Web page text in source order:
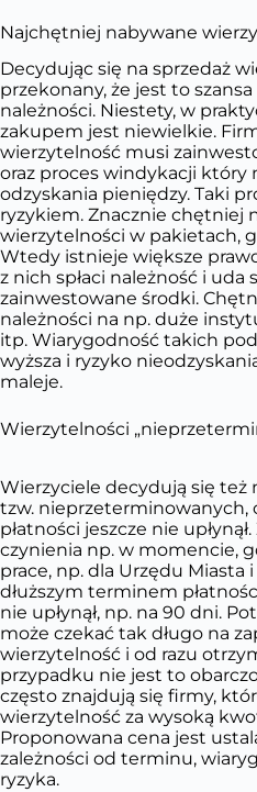
Najchętniej nabywane
Decydując się na sprzedaż
przekonany, że jest to
należności. Niestety, w
zakupem jest niewielkie.
wierzytelność musi
oraz proces windykacji który
odzyskania pieniędzy. Taki
ryzykiem. Znacznie chętniej
wierzytelności w pakietach,
Wtedy istnieje większe
z nich spłaci należność i uda
zainwestowane środki.
należności na np. duże
itp. Wiarygodność takich
wyższa i ryzyko
maleje.
Wierzytelności
Wierzyciele decydują się też
tzw.
płatności jeszcze nie
czynienia np. w momencie,
prace, np. dla Urzędu Miasta
dłuższym terminem
nie upłynął, np. na 90 dni.
może czekać tak długo na
wierzytelność i od razu
przypadku nie jest to
często znajdują się firmy,
wierzytelność za wysoką
Proponowana cena jest
zależności od terminu,
ryzyka.